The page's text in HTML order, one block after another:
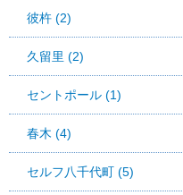
彼杵 (2)
久留里 (2)
セントポール (1)
春木 (4)
セルフ八千代町 (5)